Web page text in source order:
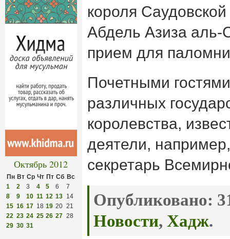
Октябрь 2012
Пн Вт Ср Чт Пт Сб Вс
1
2 3 4 5 6
7
8
9 10 11 12 13 14
15 16 17 18 19 20 21
22 23 24 25 26 27 28
29 30 31
короля
Абдель Азиза аль-
прием для
Почетными
различных
королевства,
деятели,
секретарь
Опубликовано:
Новости, Хадж.